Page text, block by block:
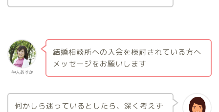
仲人あすか
結婚相談所への入会を検討されている方へ
メッセージをお願いします
何かしら迷っているとしたら、深く考えず